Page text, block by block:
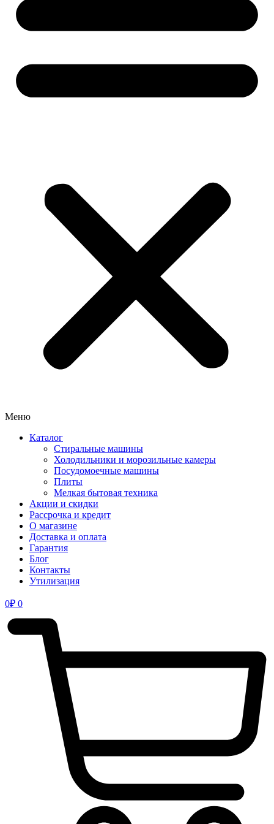
Меню
Каталог
Стиральные машины
Холодильники и морозильные камеры
Посудомоечные машины
Плиты
Мелкая бытовая техника
Акции и скидки
Рассрочка и кредит
О магазине
Доставка и оплата
Гарантия
Блог
Контакты
Утилизация
0₽ 0